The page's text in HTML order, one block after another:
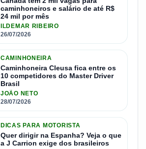
caminhoneiros e salário de até R$
24 mil por mês
ILDEMAR RIBEIRO
26/07/2026
CAMINHONEIRA
Caminhoneira Cleusa fica entre os
10 competidores do Master Driver
Brasil
JOÃO NETO
28/07/2026
DICAS PARA MOTORISTA
Quer dirigir na Espanha? Veja o que
a J Carrion exige dos brasileiros